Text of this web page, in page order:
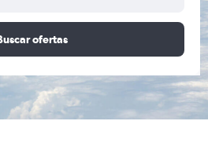
ofertas